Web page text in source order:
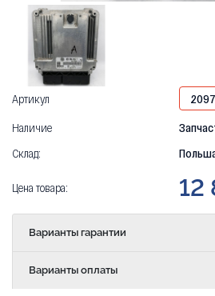
Артикул
Наличие
Склад:
Цена товара: 12
Варианты гарантии
Варианты оплаты